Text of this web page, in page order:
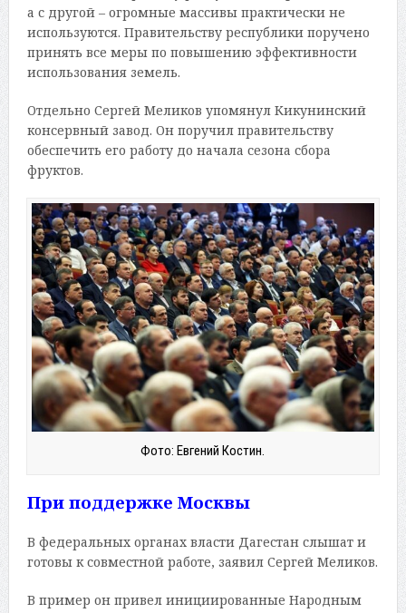
а с другой – огромные массивы практически не
используются. Правительству республики поручено
принять все меры по повышению эффективности
использования земель.
Отдельно Сергей Меликов упомянул Кикунинский
консервный завод. Он поручил правительству
обеспечить его работу до начала сезона сбора
фруктов.
Фото: Евгений Костин.
При поддержке Москвы
В федеральных органах власти Дагестан слышат и
готовы к совместной работе, заявил Сергей Меликов.
В пример он привел инициированные Народным